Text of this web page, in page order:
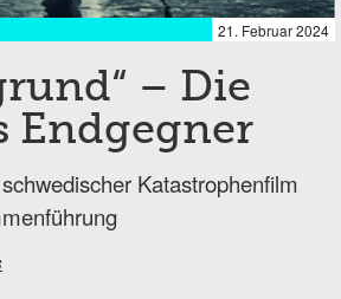
21. Februar 2024
– Die
Endgegner
Katastrophenfilm